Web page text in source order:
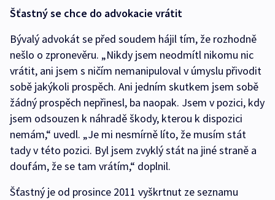
Šťastný se chce do advokacie vrátit
Bývalý advokát se před soudem hájil tím, že rozhodně
nešlo o zpronevěru. „Nikdy jsem neodmítl nikomu nic
vrátit, ani jsem s ničím nemanipuloval v úmyslu přivodit
sobě jakýkoli prospěch. Ani jedním skutkem jsem sobě
žádný prospěch nepřinesl, ba naopak. Jsem v pozici, kdy
jsem odsouzen k náhradě škody, kterou k dispozici
nemám,“ uvedl. „Je mi nesmírně líto, že musím stát
tady v této pozici. Byl jsem zvyklý stát na jiné straně a
doufám, že se tam vrátím,“ doplnil.
Šťastný je od prosince 2011 vyškrtnut ze seznamu